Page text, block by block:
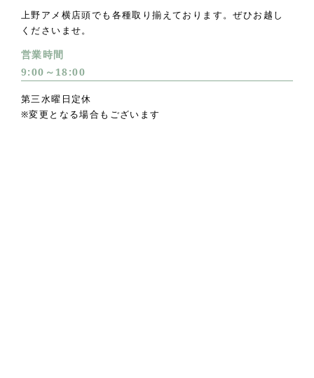
上野アメ横店頭でも各種取り揃えております。ぜひお越し
くださいませ。
営業時間
9:00～18:00
第三水曜日定休
※変更となる場合もございます